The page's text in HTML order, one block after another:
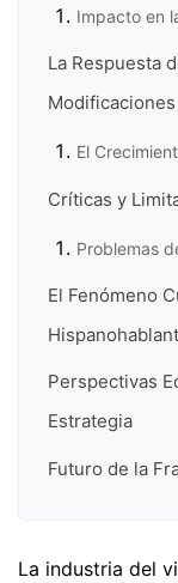
Impacto en
La Respuesta
Modificaciones
El
Críticas y
Problemas
El Fenómeno
Perspectivas
Estrategia
Futuro de la
La industria del